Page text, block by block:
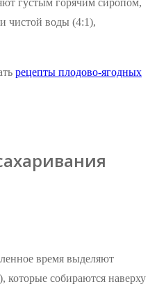
густым горячим сиропом,
чистой воды (4:1),
рецепты плодово-ягодных
время выделяют
которые собираются наверху